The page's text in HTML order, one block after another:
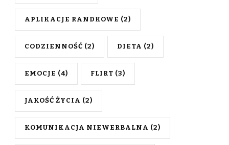
APLIKACJE RANDKOWE (2)
CODZIENNOŚĆ (2) DIETA (2)
EMOCJE (4) FLIRT (3)
JAKOŚĆ ŻYCIA (2)
KOMUNIKACJA NIEWERBALNA (2)